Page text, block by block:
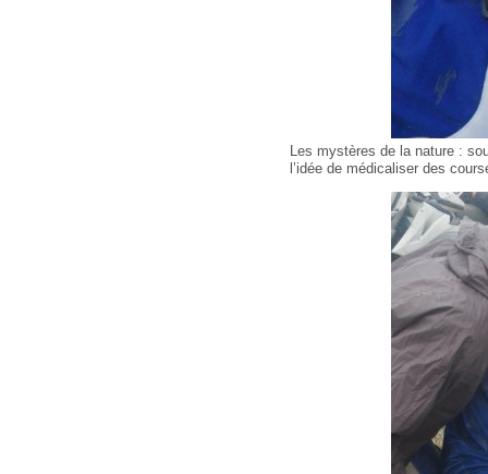
Les mystères de la nature :
l’idée de médicaliser des